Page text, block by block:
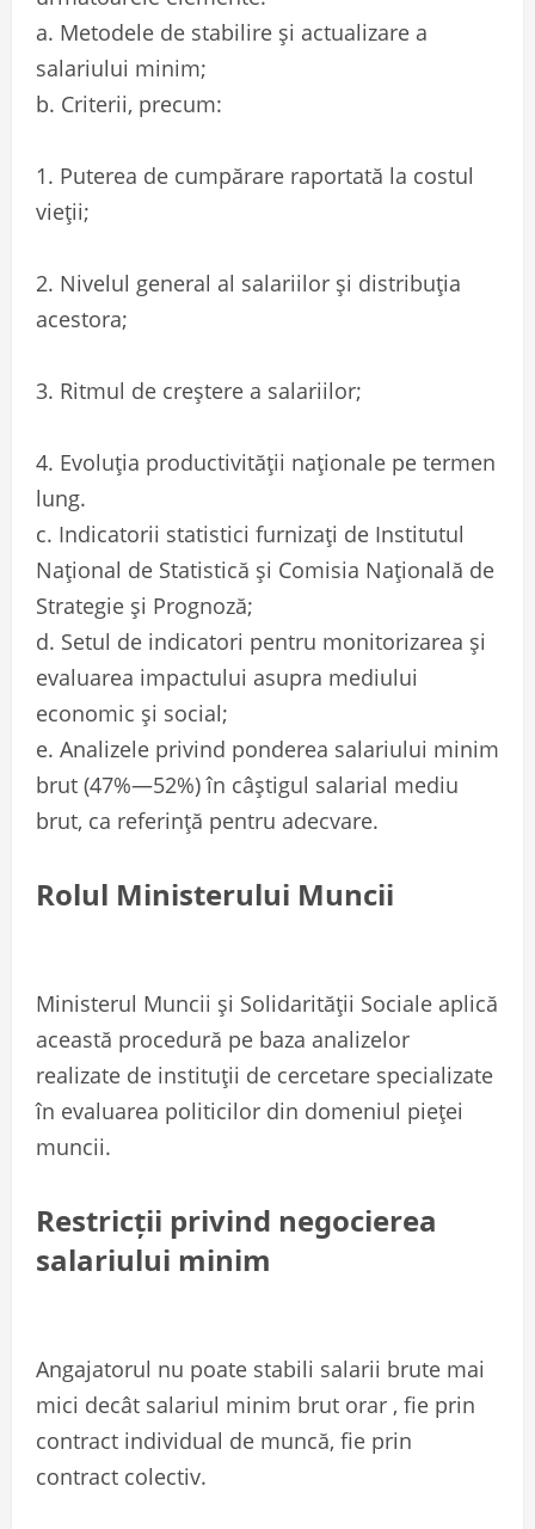
a. Metodele de stabilire și actualizare a
salariului minim;
b. Criterii, precum:
1. Puterea de cumpărare raportată la costul
vieții;
2. Nivelul general al salariilor și distribuția
acestora;
3. Ritmul de creștere a salariilor;
4. Evoluția productivității naționale pe termen
lung.
c. Indicatorii statistici furnizați de Institutul
Național de Statistică și Comisia Națională de
Strategie și Prognoză;
d. Setul de indicatori pentru monitorizarea și
evaluarea impactului asupra mediului
economic și social;
e. Analizele privind ponderea salariului minim
brut (47%—52%) în câștigul salarial mediu
brut, ca referință pentru adecvare.
Rolul Ministerului Muncii
Ministerul Muncii și Solidarității Sociale aplică
această procedură pe baza analizelor
realizate de instituții de cercetare specializate
în evaluarea politicilor din domeniul pieței
muncii.
Restricții privind negocierea
salariului minim
Angajatorul nu poate stabili salarii brute mai
mici decât salariul minim brut orar , fie prin
contract individual de muncă, fie prin
contract colectiv.